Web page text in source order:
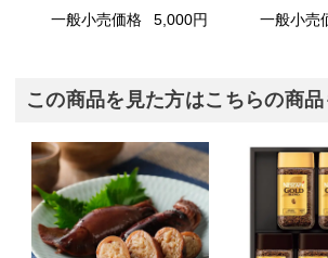
一般小売価格 5,000円 一般小売
この商品を見た方はこちらの商